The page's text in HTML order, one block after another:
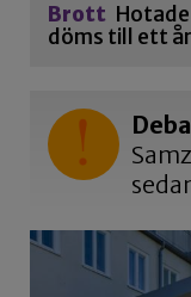
Brott
döms till ett